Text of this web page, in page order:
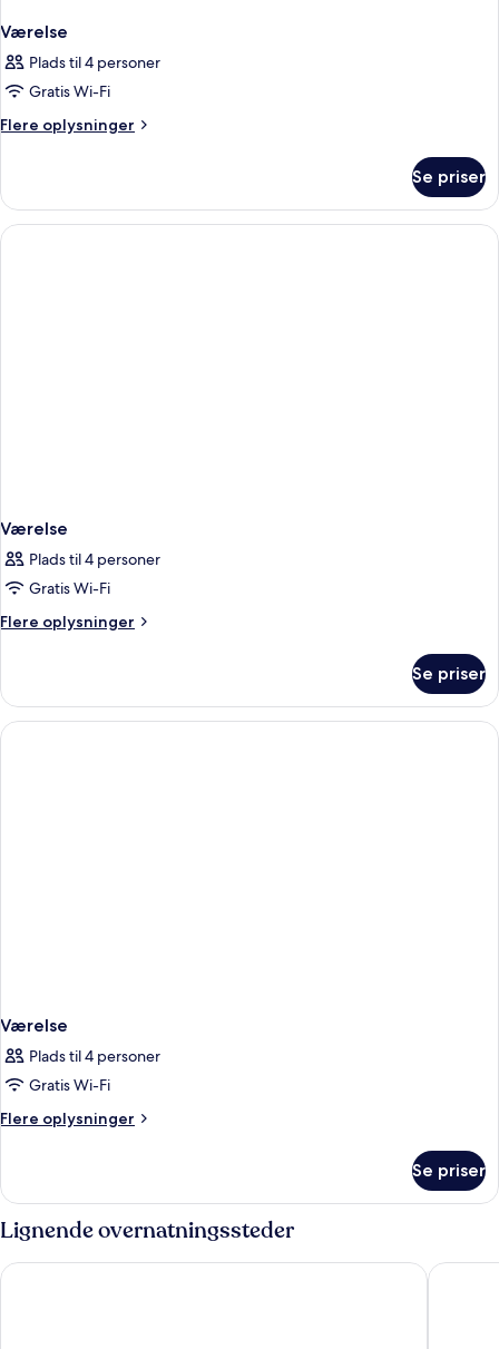
Værelse
Plads til 4 personer
Gratis Wi-Fi
Flere oplysninger
Flere
Se priser
Værelse
Plads til 4 personer
Gratis Wi-Fi
Flere oplysninger
Flere
Se priser
Værelse
Plads til 4 personer
Gratis Wi-Fi
Flere oplysninger
Flere
Se priser
Lignende overnatningssteder
Bahía Blanca